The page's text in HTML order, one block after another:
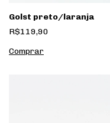
Golst preto/laranja
R$119,90